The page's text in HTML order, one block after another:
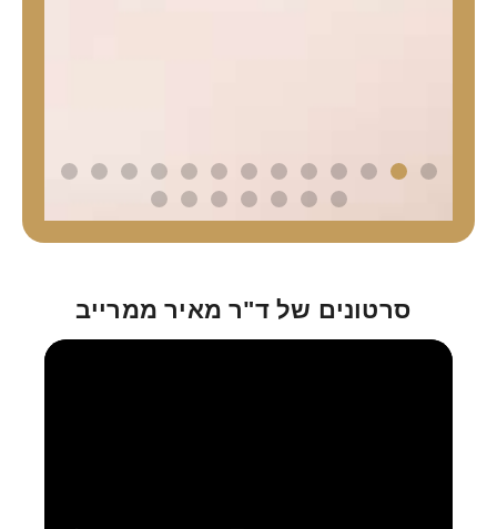
סרטונים של ד"ר מאיר ממרייב